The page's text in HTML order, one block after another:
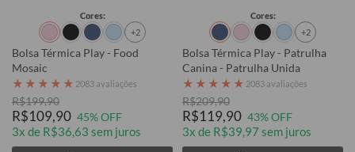
Cores:
+2
Bolsa Térmica Play - Food
Mosaic
★ ★ ★ ★ ★ 2083 avaliações
R$199,90
R$109,90 45% OFF
3x de R$36,63 sem juros
Cores:
+2
Bolsa Térmica Play - Patrulha
Canina - Patrulha Unida
★ ★ ★ ★ ★ 2083 avaliações
R$209,90
R$119,90 43% OFF
3x de R$39,97 sem juros